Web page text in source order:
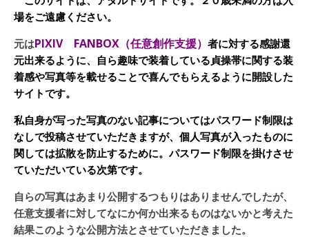
場をご遠慮ください。
元はPIXIV FANBOX（任意創作支援） 者に対する感謝還
元出来るように、自ら趣味で装着している貞操帯に関する装
着感や写真等を載せることで喜んでもらえるように開設した
サイトです。
私自身が写った写真のない記事についてはパスワード制限は
なしで投稿させていただきますが、個人写真が入ったものに
関しては拡散を防止するために。パスワード制限を掛けさせ
ていただいている次第です。
自らの写真はあまり公開するつもりはありませんでしたが、
任意支援者に対してなにか何か出来るものはないかと考えた
結果このような公開方法とさせていただきました。